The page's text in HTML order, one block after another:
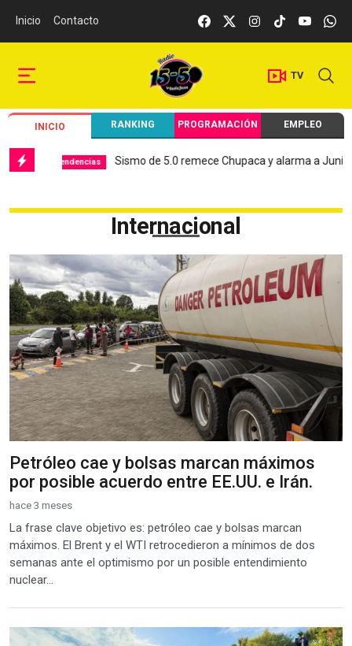
Inicio Contacto
TV
INICIO RANKING PROGRAMACIÓN EMPLEO
Sismo de 5.0 remece Chupaca y alarma a Junín Local
Internacional
Petróleo cae y bolsas marcan máximos
por posible acuerdo entre EE.UU. e Irán.
hace 3 meses
La frase clave objetivo es: petróleo cae y bolsas marcan
máximos. El Brent y el WTI retrocedieron a mínimos de dos
semanas ante el optimismo por un posible entendimiento
nuclear...